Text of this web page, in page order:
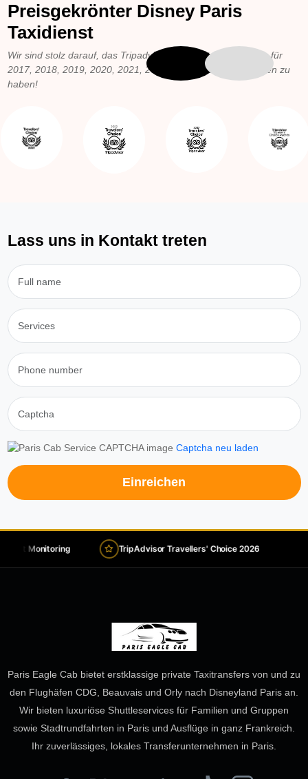
Preisgekrönter Disney Paris
Taxidienst
Wir sind stolz darauf, das Tripadvisor-Zertifikat für Exzellenz für
2017, 2018, 2019, 2020, 2021, 2022, 2023 und 2026 erhalten zu
haben!
Lass uns in Kontakt treten
Captcha neu laden
Einreichen
TripAdvisor Travellers' Choice 2026
Paris Eagle Cab bietet erstklassige private Taxitransfers von und zu
den Flughäfen CDG, Beauvais und Orly nach Disneyland Paris an.
Wir bieten luxuriöse Shuttleservices für Familien und Gruppen
sowie Stadtrundfahrten in Paris und Ausflüge in ganz Frankreich.
Ihr zuverlässiges, lokales Transferunternehmen in Paris.